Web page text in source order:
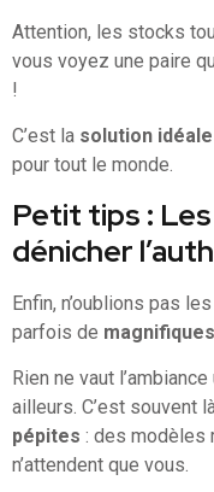
Attention, les stocks
vous voyez une paire
!
C’est la solution
pour tout le monde.
Petit tips :
dénicher
Enfin, n’oublions pas
parfois de
Rien ne vaut
ailleurs. C’est souvent
pépites : des modèles
n’attendent que vous.